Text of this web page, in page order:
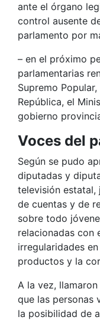
ante el órgano
control ausente
parlamento por
– en el próximo
parlamentarias
Supremo
República, el
gobierno
Voces del
Según se pudo
diputadas y
televisión estatal,
de cuentas y de
sobre todo
relacionadas con
irregularidades
productos y la
A la vez,
que las personas
la posibilidad de